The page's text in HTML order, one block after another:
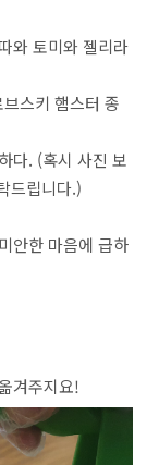
와 토미와 젤리라
스키 햄스터 종
다. (혹시 사진 보
드립니다.)
안한 마음에 급하
겨주지요!